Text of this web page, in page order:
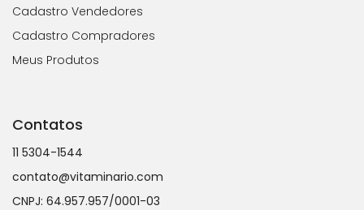
Cadastro Vendedores
Cadastro Compradores
Meus Produtos
Contatos
11 5304-1544
contato@vitaminario.com
CNPJ: 64.957.957/0001-03